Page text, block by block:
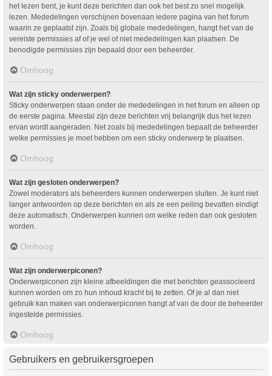
het lezen bent, je kunt deze berichten dan ook het best zo snel mogelijk
lezen. Mededelingen verschijnen bovenaan iedere pagina van het forum
waarin ze geplaatst zijn. Zoals bij globale mededelingen, hangt het van de
vereiste permissies af of je wel of niet mededelingen kan plaatsen. De
benodigde permissies zijn bepaald door een beheerder.
Omhoog
Wat zijn sticky onderwerpen?
Sticky onderwerpen staan onder de mededelingen in het forum en alleen op
de eerste pagina. Meestal zijn deze berichten vrij belangrijk dus het lezen
ervan wordt aangeraden. Net zoals bij mededelingen bepaalt de beheerder
welke permissies je moet hebben om een sticky onderwerp te plaatsen.
Omhoog
Wat zijn gesloten onderwerpen?
Zowel moderators als beheerders kunnen onderwerpen sluiten. Je kunt niet
langer antwoorden op deze berichten en als ze een peiling bevatten eindigt
deze automatisch. Onderwerpen kunnen om welke reden dan ook gesloten
worden.
Omhoog
Wat zijn onderwerpiconen?
Onderwerpiconen zijn kleine afbeeldingen die met berichten geassocieerd
kunnen worden om zo hun inhoud kracht bij te zetten. Of je al dan niet
gebruik kan maken van onderwerpiconen hangt af van de door de beheerder
ingestelde permissies.
Omhoog
Gebruikers en gebruikersgroepen